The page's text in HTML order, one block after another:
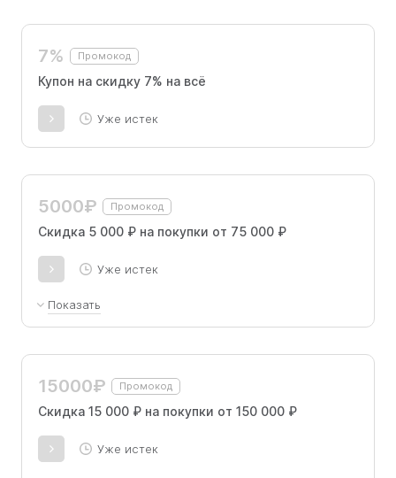
после начисления и доступны только для
ввести в разделе "Ваши бонусы" личного
кабинета после регистрации.
7% Промокод
Купон на скидку 7% на всё
Уже истек
5000₽ Промокод
Скидка 5 000 ₽ на покупки от 75 000 ₽
Уже истек
Показать
промокоду.
15000₽ Промокод
Скидка 15 000 ₽ на покупки от 150 000 ₽
Уже истек